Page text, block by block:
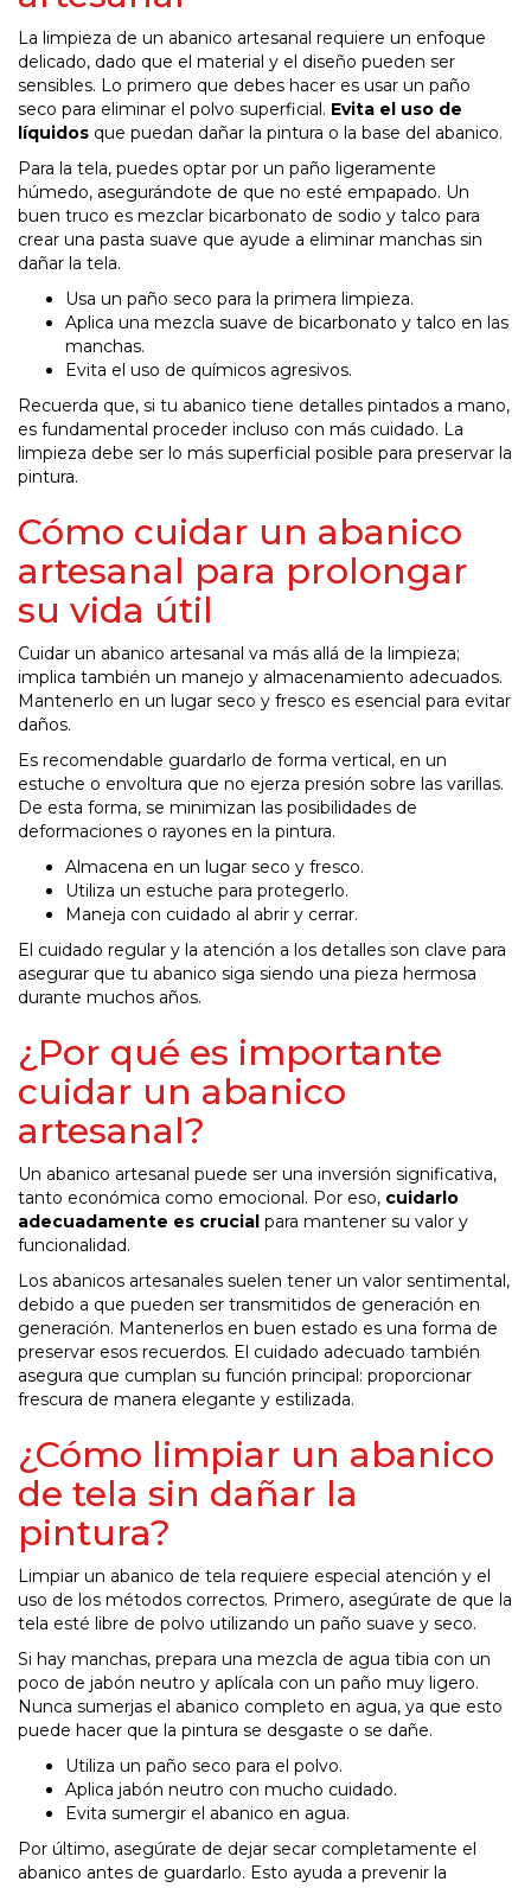
La limpieza de un abanico artesanal requiere un enfoque
delicado, dado que el material y el diseño pueden ser
sensibles. Lo primero que debes hacer es usar un paño
seco para eliminar el polvo superficial. Evita el uso de
líquidos que puedan dañar la pintura o la base del abanico.
Para la tela, puedes optar por un paño ligeramente
húmedo, asegurándote de que no esté empapado. Un
buen truco es mezclar bicarbonato de sodio y talco para
crear una pasta suave que ayude a eliminar manchas sin
dañar la tela.
Usa un paño seco para la primera limpieza.
Aplica una mezcla suave de bicarbonato y talco en las
manchas.
Evita el uso de químicos agresivos.
Recuerda que, si tu abanico tiene detalles pintados a mano,
es fundamental proceder incluso con más cuidado. La
limpieza debe ser lo más superficial posible para preservar la
pintura.
Cómo cuidar un abanico
artesanal para prolongar
su vida útil
Cuidar un abanico artesanal va más allá de la limpieza;
implica también un manejo y almacenamiento adecuados.
Mantenerlo en un lugar seco y fresco es esencial para evitar
daños.
Es recomendable guardarlo de forma vertical, en un
estuche o envoltura que no ejerza presión sobre las varillas.
De esta forma, se minimizan las posibilidades de
deformaciones o rayones en la pintura.
Almacena en un lugar seco y fresco.
Utiliza un estuche para protegerlo.
Maneja con cuidado al abrir y cerrar.
El cuidado regular y la atención a los detalles son clave para
asegurar que tu abanico siga siendo una pieza hermosa
durante muchos años.
¿Por qué es importante
cuidar un abanico
artesanal?
Un abanico artesanal puede ser una inversión significativa,
tanto económica como emocional. Por eso, cuidarlo
adecuadamente es crucial para mantener su valor y
funcionalidad.
Los abanicos artesanales suelen tener un valor sentimental,
debido a que pueden ser transmitidos de generación en
generación. Mantenerlos en buen estado es una forma de
preservar esos recuerdos. El cuidado adecuado también
asegura que cumplan su función principal: proporcionar
frescura de manera elegante y estilizada.
¿Cómo limpiar un abanico
de tela sin dañar la
pintura?
Limpiar un abanico de tela requiere especial atención y el
uso de los métodos correctos. Primero, asegúrate de que la
tela esté libre de polvo utilizando un paño suave y seco.
Si hay manchas, prepara una mezcla de agua tibia con un
poco de jabón neutro y aplícala con un paño muy ligero.
Nunca sumerjas el abanico completo en agua, ya que esto
puede hacer que la pintura se desgaste o se dañe.
Utiliza un paño seco para el polvo.
Aplica jabón neutro con mucho cuidado.
Evita sumergir el abanico en agua.
Por último, asegúrate de dejar secar completamente el
abanico antes de guardarlo. Esto ayuda a prevenir la